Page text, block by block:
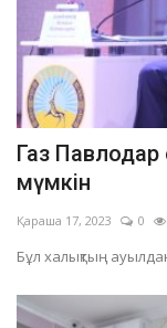
Газ
мүмкін
Қараша 17, 2023 0
Бұл халықтың